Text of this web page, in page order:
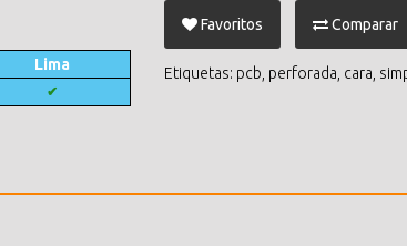
Lima
✔
Favoritos Comparar
Etiquetas: pcb perforada cara